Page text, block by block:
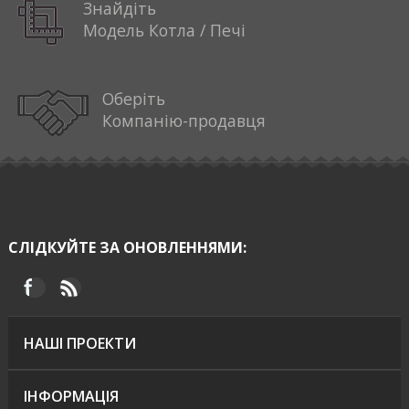
Знайдіть
Модель Котла / Печі
Оберіть
Компанію-продавця
СЛІДКУЙТЕ ЗА ОНОВЛЕННЯМИ:
НАШІ ПРОЕКТИ
ІНФОРМАЦІЯ